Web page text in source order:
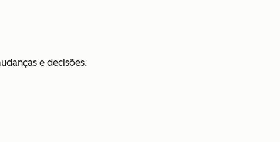
e decisões.